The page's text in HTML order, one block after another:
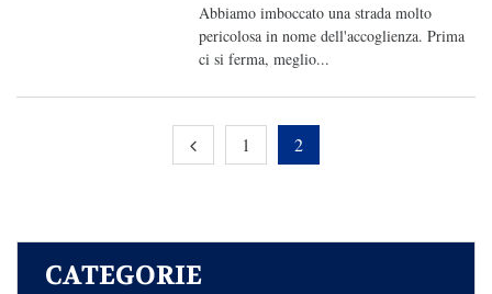
Abbiamo imboccato una strada molto
pericolosa in nome dell'accoglienza. Prima
ci si ferma, meglio...
1 2
CATEGORIE